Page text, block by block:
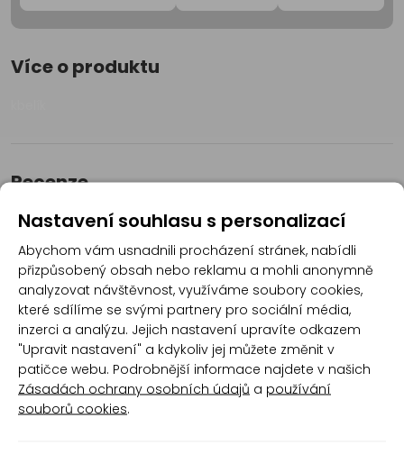
Více o produktu
Recenze
Produkt zatím nemá žádné hodnocení,
buďte
první, kdo produkt ohodnotí!
Přidat hodnocení
Nastavení souhlasu s personalizací
Abychom vám usnadnili procházení stránek, nabídli
přizpůsobený obsah nebo reklamu a mohli anonymně
analyzovat návštěvnost, využíváme soubory cookies,
které sdílíme se svými partnery pro sociální média,
inzerci a analýzu. Jejich nastavení upravíte odkazem
"Upravit nastavení" a kdykoliv jej můžete změnit v
patičce webu. Podrobnější informace najdete v našich
Zásadách ochrany osobních údajů a používání
souborů cookies.